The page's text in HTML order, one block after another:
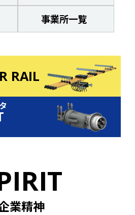
事業所一覧
RAIL
業精神